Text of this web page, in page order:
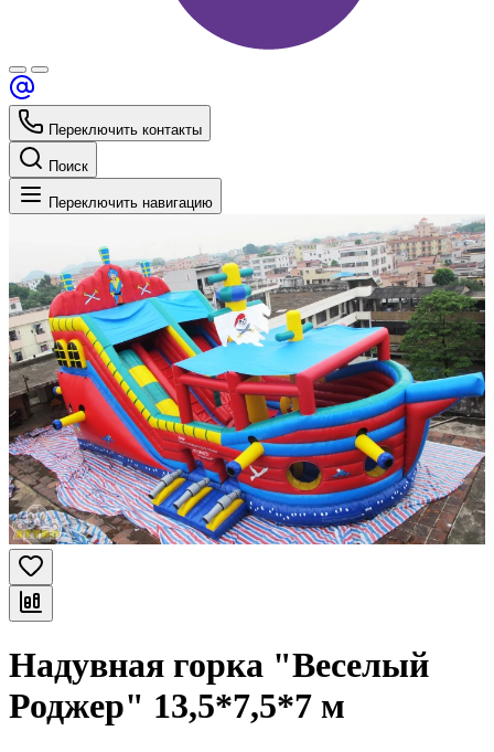
Переключить контакты
Поиск
Переключить навигацию
Надувная горка "Веселый
Роджер" 13,5*7,5*7 м